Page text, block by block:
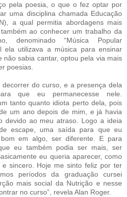
pela poesia, o que o fez optar por
uma disciplina chamada Educação
a qual permitia abordagens mais
ao conhecer um trabalho da
denominado “Música Popular
ela utilizava a música para ensinar
não sabia cantar, optou pela via mais
poesias.
do curso, e a presença dela
que eu permanecesse nele.
tanto quanto idiota perto dela, pois
um ano depois de mim, e já havia
devido ao meu atraso. Logo a ideia
escape, uma saída para que eu
em algo, ser diferente. E para
eu também podia ser mais, ser
eu queria aparecer, como
sincero. Hoje me sinto feliz por ter
períodos da graduação cursei
mais social da Nutrição e nesse
no curso”, revela Alan Roger.